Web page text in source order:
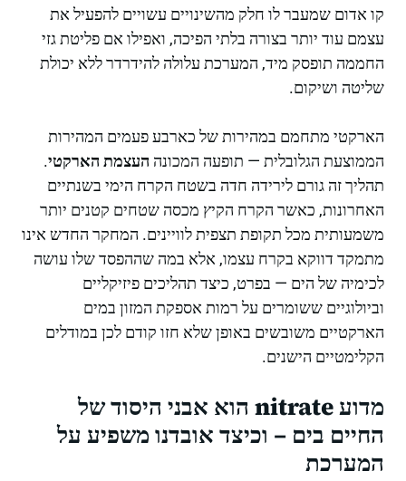
קו אדום שמעבר לו חלק מהשינויים עשויים להפעיל את
עצמם עוד יותר בצורה בלתי הפיכה, ואפילו אם פליטת גזי
החממה תופסק מיד, המערכת עלולה להידרדר ללא יכולת
שליטה ושיקום.
הארקטי מתחמם במהירות של כארבע פעמים המהירות
הממוצעת הגלובלית — תופעה המכונה העצמת הארקטי.
תהליך זה גורם לירידה חדה בשטח הקרח הימי בשנתיים
האחרונות, כאשר הקרח הקיץ מכסה שטחים קטנים יותר
משמעותית מכל תקופת תצפית לוויינים. המחקר החדש אינו
מתמקד דווקא בקרח עצמו, אלא במה שההפסד שלו עושה
לכימיה של הים — בפרט, כיצד תהליכים פיזיקליים
וביולוגיים ששומרים על רמות אספקת המזון במים
הארקטיים משובשים באופן שלא חזו קודם לכן במודלים
הקלימטיים הישנים.
מדוע nitrate הוא אבני היסוד של
החיים בים – וכיצד אובדנו משפיע על
המערכת